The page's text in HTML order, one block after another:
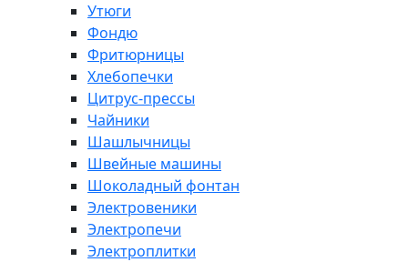
Утюги
Фондю
Фритюрницы
Хлебопечки
Цитрус-прессы
Чайники
Шашлычницы
Швейные машины
Шоколадный фонтан
Электровеники
Электропечи
Электроплитки